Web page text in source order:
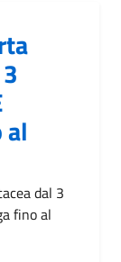
al
dal 3
fino al